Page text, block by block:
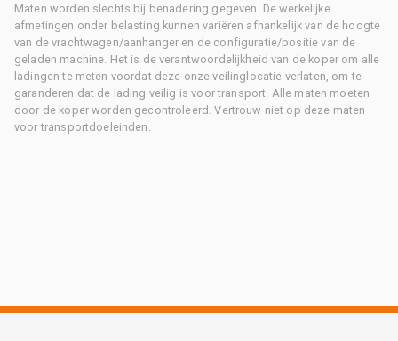
Maten worden slechts bij benadering gegeven. De werkelijke
afmetingen onder belasting kunnen variëren afhankelijk van de hoogte
van de vrachtwagen/aanhanger en de configuratie/positie van de
geladen machine. Het is de verantwoordelijkheid van de koper om alle
ladingen te meten voordat deze onze veilinglocatie verlaten, om te
garanderen dat de lading veilig is voor transport. Alle maten moeten
door de koper worden gecontroleerd. Vertrouw niet op deze maten
voor transportdoeleinden.